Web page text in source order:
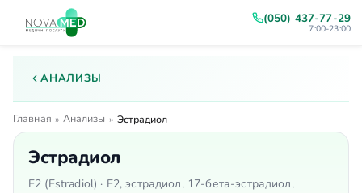
(050) 437-77-29
7:00-23:00
АНАЛИЗЫ
Главная » Анализы » Эстрадиол
Эстрадиол
E2 (Estradiol) · Е2, эстрадиол, 17-бета-эстрадиол,